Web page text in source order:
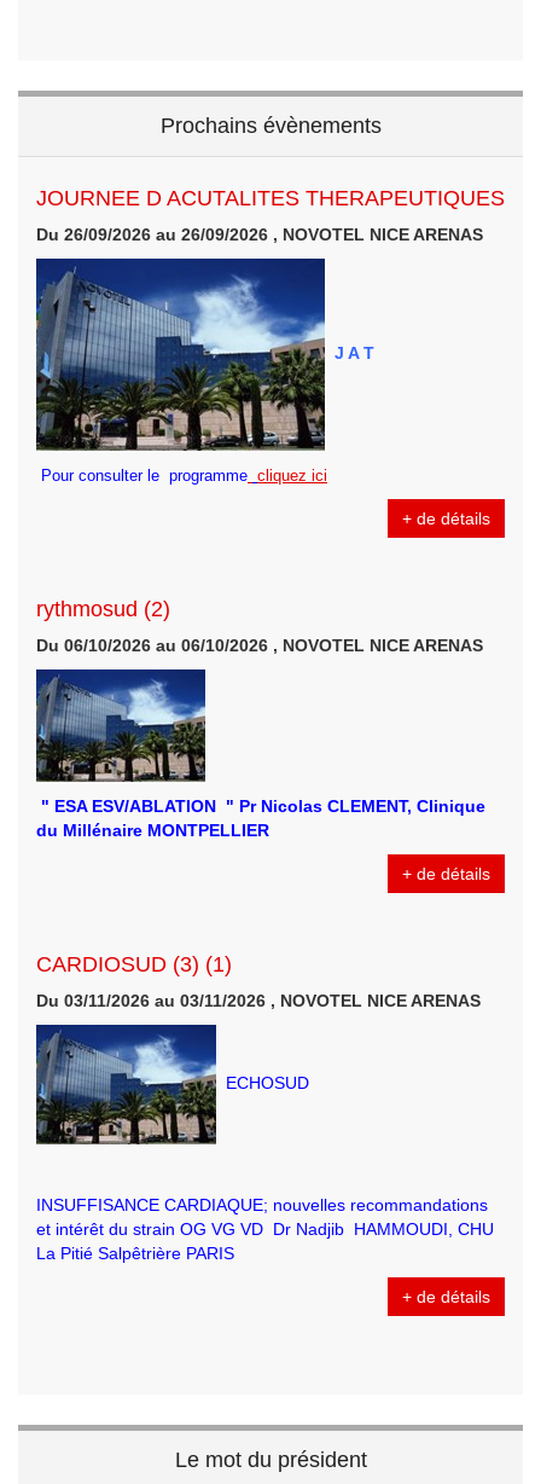
Prochains évènements
JOURNEE D ACUTALITES THERAPEUTIQUES
Du 26/09/2026 au 26/09/2026 , NOVOTEL NICE ARENAS
J A T
Pour consulter le programme cliquez ici
+ de détails
rythmosud (2)
Du 06/10/2026 au 06/10/2026 , NOVOTEL NICE ARENAS
" ESA ESV/ABLATION " Pr Nicolas CLEMENT, Clinique
du Millénaire MONTPELLIER
+ de détails
CARDIOSUD (3) (1)
Du 03/11/2026 au 03/11/2026 , NOVOTEL NICE ARENAS
ECHOSUD
INSUFFISANCE CARDIAQUE; nouvelles recommandations
et intérêt du strain OG VG VD Dr Nadjib HAMMOUDI, CHU
La Pitié Salpêtrière PARIS
+ de détails
Le mot du président